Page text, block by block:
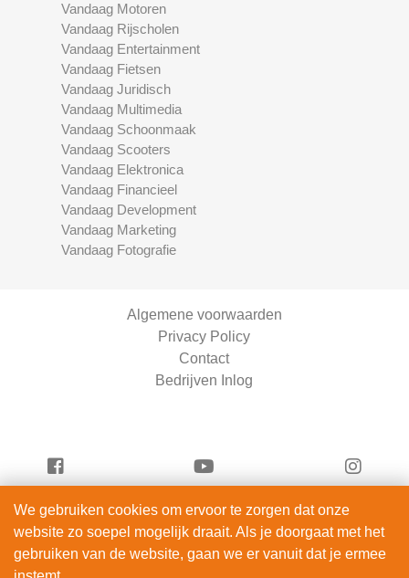
Vandaag Motoren
Vandaag Rijscholen
Vandaag Entertainment
Vandaag Fietsen
Vandaag Juridisch
Vandaag Multimedia
Vandaag Schoonmaak
Vandaag Scooters
Vandaag Elektronica
Vandaag Financieel
Vandaag Development
Vandaag Marketing
Vandaag Fotografie
Algemene voorwaarden
Privacy Policy
Contact
Bedrijven Inlog
Vandaag Entertainment is onderdeel van
ServiceRight B.V. | KVK 90914872
We gebruiken cookies om ervoor te zorgen dat onze
website zo soepel mogelijk draait. Als je doorgaat met het
gebruiken van de website, gaan we er vanuit dat je ermee